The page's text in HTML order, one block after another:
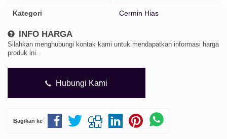
Kategori Cermin Hias
INFO HARGA
Silahkan menghubungi kontak kami untuk mendapatkan informasi harga
produk ini.
Hubungi Kami
Bagikan ke